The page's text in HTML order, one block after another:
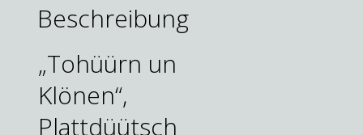
Beschreibung
„Tohüürn un
Klönen“,
Plattdüütsch